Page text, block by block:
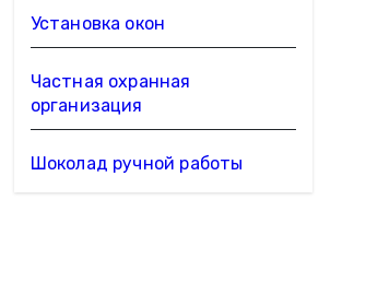
Установка окон
Частная охранная
организация
Шоколад ручной работы